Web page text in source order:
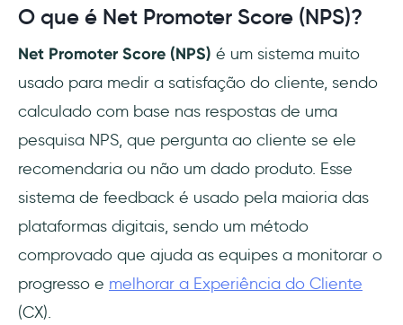
O que é Net Promoter Score (NPS)?
Net Promoter Score (NPS) é um sistema muito
usado para medir a satisfação do cliente, sendo
calculado com base nas respostas de uma
pesquisa NPS, que pergunta ao cliente se ele
recomendaria ou não um dado produto. Esse
sistema de feedback é usado pela maioria das
plataformas digitais, sendo um método
comprovado que ajuda as equipes a monitorar o
progresso e melhorar a Experiência do Cliente
(CX).